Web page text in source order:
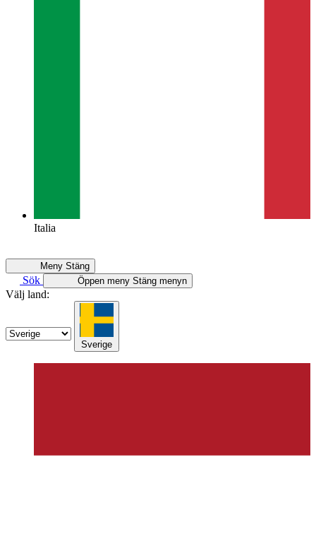
Italia
Meny Stäng
Sök Öppen meny Stäng menyn
Välj land:
Sverige